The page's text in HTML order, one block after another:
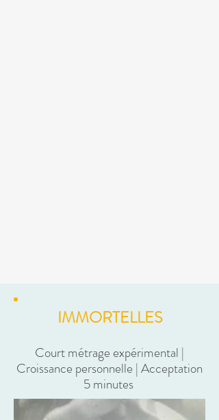
IMMORTELLES
Court métrage expérimental |
Croissance personnelle | Acceptation
5 minutes